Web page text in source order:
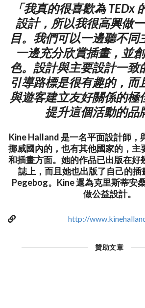
「我真的很喜歡為 TEDx
設計，所以我很高興做
目。我們可以一邊聽不同
一邊充分欣賞插畫，並
色。設計與主要設計一致
引導路標是很有趣的，而
與遊客建立友好關係的極
提升這個活動的品
Kine Halland 是一名平面設計師，
挪威國內的，也有其他國家的，主
和插畫方面。她的作品已出版在好
誌上，而且她也出版了自己的
Pegebog。Kine 還為克里斯蒂安
做公益設計。
http://
贊助文章